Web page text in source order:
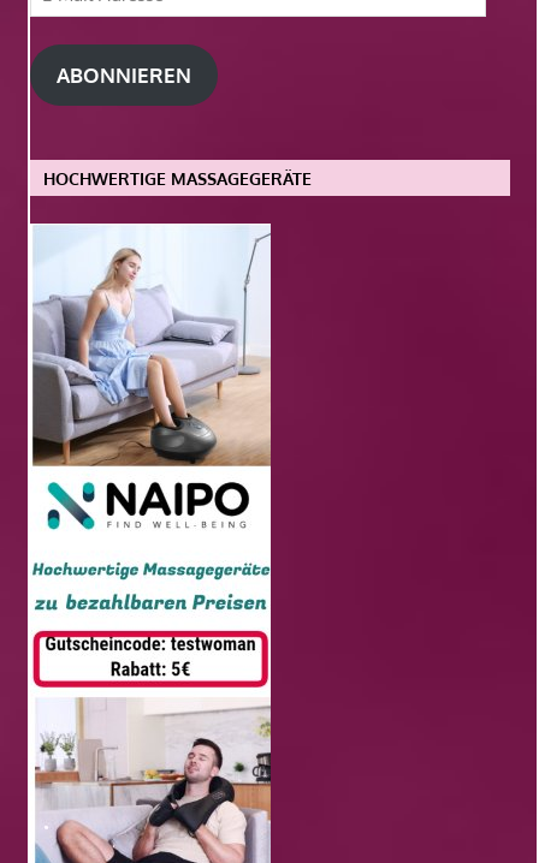
Mail-
Adresse
ABONNIEREN
HOCHWERTIGE MASSAGEGERÄTE